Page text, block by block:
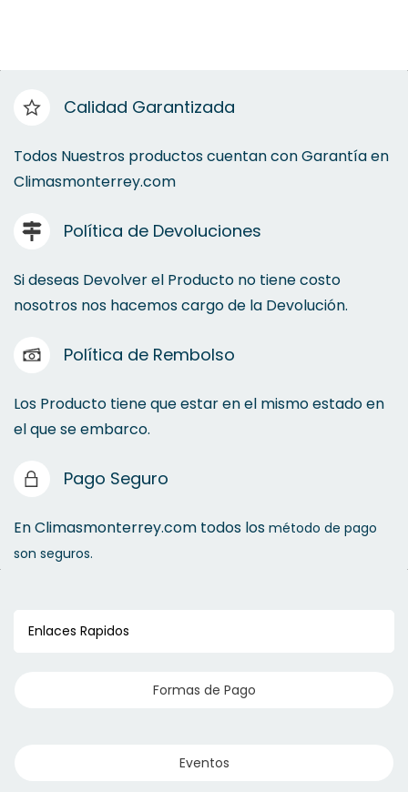
Calidad Garantizada
Todos Nuestros productos cuentan con Garantía en
Climasmonterrey.com
Política de Devoluciones
Si deseas Devolver el Producto no tiene costo
nosotros nos hacemos cargo de la Devolución.
Política de Rembolso
Los Producto tiene que estar en el mismo estado en
el que se embarco.
Pago Seguro
En Climasmonterrey.com todos los método de pago
son seguros.
Enlaces Rapidos
Formas de Pago
Eventos